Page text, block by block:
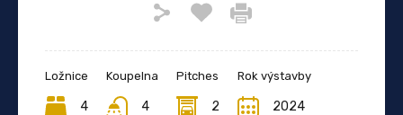
Ložnice
4
Koupelna
4
Pitches
2
Rok výstavby
2024